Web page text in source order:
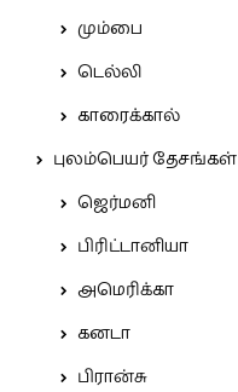
மும்பை
டெல்லி
காரைக்கால்
புலம்பெயர் தேசங்கள்
ஜெர்மனி
பிரிட்டானியா
அமெரிக்கா
கனடா
பிரான்சு